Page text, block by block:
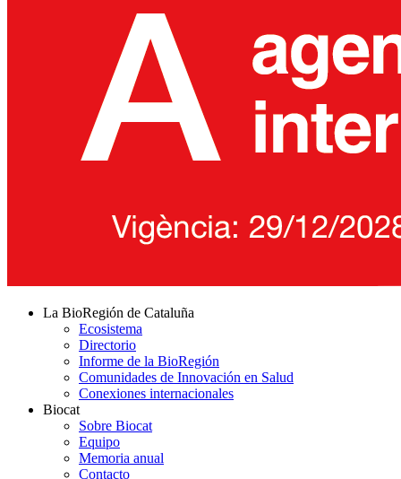
La BioRegión de Cataluña
Ecosistema
Directorio
Informe de la BioRegión
Comunidades de Innovación en Salud
Conexiones internacionales
Biocat
Sobre Biocat
Equipo
Memoria anual
Contacto